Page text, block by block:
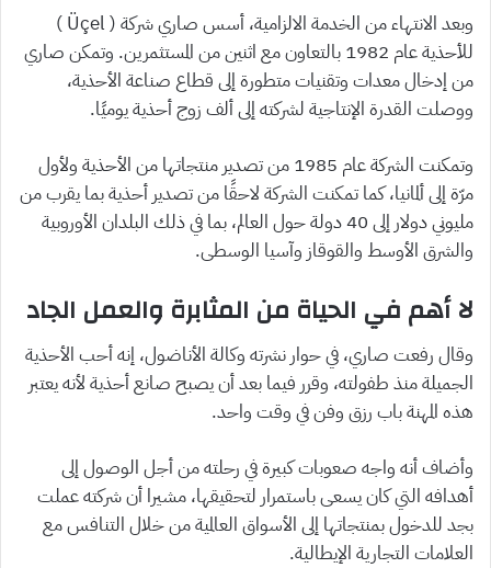
وبعد الانتهاء من الخدمة الالزامية، أسس صاري شركة ( Üçel )
للأحذية عام 1982 بالتعاون مع اثنين من المستثمرين. وتمكن صاري
من إدخال معدات وتقنيات متطورة إلى قطاع صناعة الأحذية،
ووصلت القدرة الإنتاجية لشركته إلى ألف زوج أحذية يوميًا.
وتمكنت الشركة عام 1985 من تصدير منتجاتها من الأحذية ولأول
مرّة إلى ألمانيا، كما تمكنت الشركة لاحقًا من تصدير أحذية بما يقرب من
مليوني دولار إلى 40 دولة حول العالم، بما في ذلك البلدان الأوروبية
والشرق الأوسط والقوقاز وآسيا الوسطى.
لا أهم في الحياة من المثابرة والعمل الجاد
وقال رفعت صاري، في حوار نشرته وكالة الأناضول، إنه أحب الأحذية
الجميلة منذ طفولته، وقرر فيما بعد أن يصبح صانع أحذية لأنه يعتبر
هذه المهنة باب رزق وفن في وقت واحد.
وأضاف أنه واجه صعوبات كبيرة في رحلته من أجل الوصول إلى
أهدافه التي كان يسعى باستمرار لتحقيقها، مشيرا أن شركته عملت
بجد للدخول بمنتجاتها إلى الأسواق العالمية من خلال التنافس مع
العلامات التجارية الإيطالية.